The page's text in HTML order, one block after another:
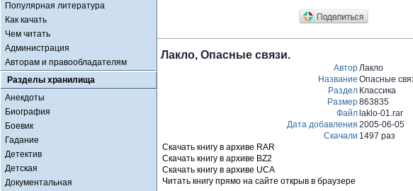
Популярная литература
Как качать
Чем читать
Администрация
Авторам и правообладателям
Разделы хранилища
Анекдоты
Биография
Боевик
Гадание
Детектив
Детская
Документальная
Лакло, Опасные связи.
АвторЛакло
Название Опасные
Раздел Классика
Размер863835
Файл laklo-01.rar
Дата добавления 2005-06-05
Скачали 1497 раз
Скачать книгу в архиве RAR
Скачать книгу в архиве BZ2
Скачать книгу в архиве UCA
Читать книгу прямо на сайте открыв в браузере